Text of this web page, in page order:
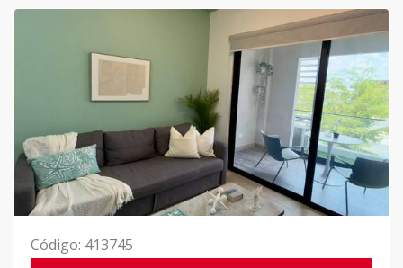
Código: 413745